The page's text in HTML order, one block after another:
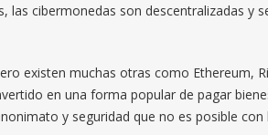
las cibermonedas son descentralizadas y
existen muchas otras como Ethereum,
en una forma popular de pagar
y seguridad que no es posible con